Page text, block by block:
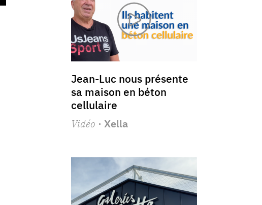
Jean-Luc nous présente
sa maison en béton
cellulaire
Vidéo · Xella